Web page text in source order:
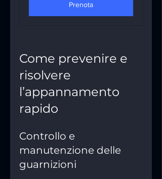
Prenota
Come prevenire e
risolvere
l’appannamento
rapido
Controllo e
manutenzione delle
guarnizioni